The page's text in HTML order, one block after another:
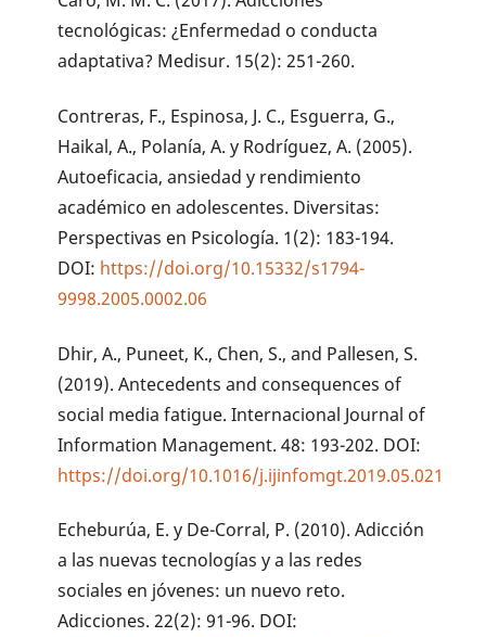
tecnológicas: ¿Enfermedad o conducta
adaptativa? Medisur. 15(2): 251-260.
Contreras, F., Espinosa, J. C., Esguerra, G.,
Haikal, A., Polanía, A. y Rodríguez, A. (2005).
Autoeficacia, ansiedad y rendimiento
académico en adolescentes. Diversitas:
Perspectivas en Psicología. 1(2): 183-194.
DOI: https://doi.org/10.15332/s1794-
9998.2005.0002.06
Dhir, A., Puneet, K., Chen, S., and Pallesen, S.
(2019). Antecedents and consequences of
social media fatigue. Internacional Journal of
Information Management. 48: 193-202. DOI:
https://doi.org/10.1016/j.ijinfomgt.2019.05.021
Echeburúa, E. y De-Corral, P. (2010). Adicción
a las nuevas tecnologías y a las redes
sociales en jóvenes: un nuevo reto.
Adicciones. 22(2): 91-96. DOI: